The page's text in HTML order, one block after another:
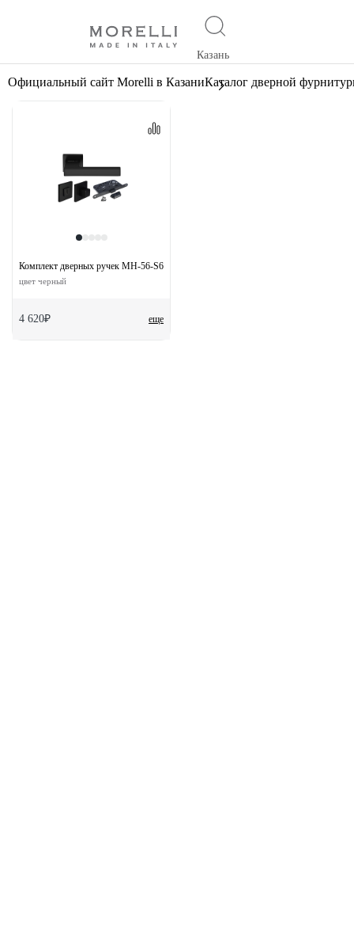
Казань
Официальный сайт Morelli в КазаниКаталог дверной
еще
Комплект дверных ручек MH-56-S6 BL с заверткой MH-WC-S6 BL + магнитный
цвет черный
4 620₽